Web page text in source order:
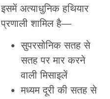
इसमें अत्याधुनिक हथियार
प्रणाली शामिल है—
सुपरसोनिक सतह से
सतह पर मार करने
वाली मिसाइलें
मध्यम दूरी की सतह से